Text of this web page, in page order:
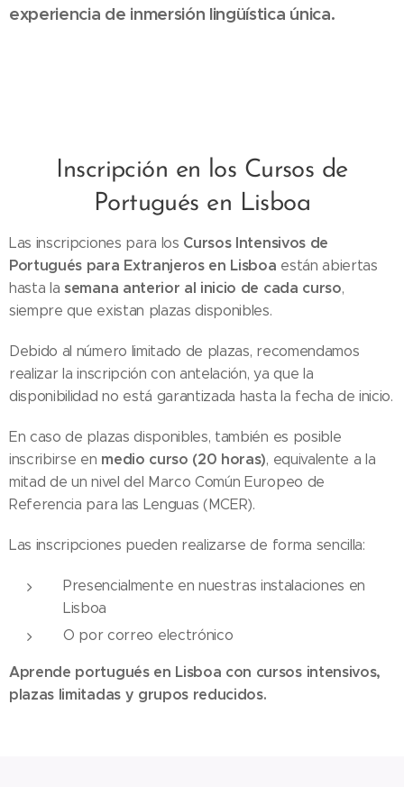
experiencia de inmersión lingüística única.
Inscripción en los Cursos de
Portugués en Lisboa
Las inscripciones para los Cursos Intensivos de
Portugués para Extranjeros en Lisboa están abiertas
hasta lasemana anterior al inicio de cada curso,
siempre que existan plazas disponibles.
Debido al número limitado de plazas, recomendamos
realizar la inscripción con antelación, ya que la
disponibilidad no está garantizada hasta la fecha de inicio.
En caso de plazas disponibles, también es posible
inscribirse en medio curso (20 horas), equivalente a la
mitad de un nivel del Marco Común Europeo de
Referencia para las Lenguas (MCER).
Las inscripciones pueden realizarse de forma sencilla:
Presencialmente en nuestras instalaciones en
Lisboa
O por correo electrónico
Aprende portugués en Lisboa con cursos intensivos,
plazas limitadas y grupos reducidos.